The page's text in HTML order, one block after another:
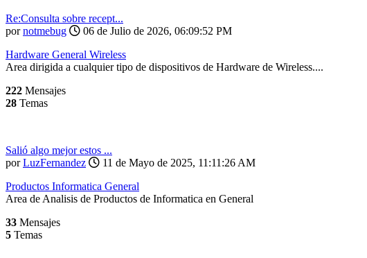
Re:Consulta sobre recept...
pornotmebug
06 de Julio de 2026, 06:09:52 PM
Hardware General Wireless
Area dirigida a cualquier tipo de dispositivos de Hardware de Wireless....
222 Mensajes
28 Temas
Salió algo mejor estos ...
porLuzFernandez
11 de Mayo de 2025, 11:11:26 AM
Productos Informatica General
Area de Analisis de Productos de Informatica en General
33 Mensajes
5 Temas